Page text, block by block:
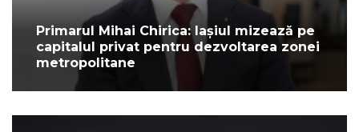
Primarul Mihai Chirica: Iașiul mizează pe
capitalul privat pentru dezvoltarea zonei
metropolitane